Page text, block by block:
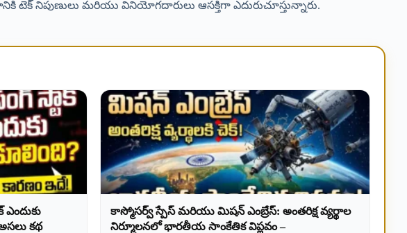
టెక్ నిపుణులు మరియు వినియోగదారులు ఆసక్తిగా ఎదురుచూస్తున్నారు.
కథ
కాస్మోసర్వ్ స్పేస్ మరియు మిషన్ ఎంబ్రేస్: అంతరిక్ష వ్యర్థాల
నిర్మూలనలో భారతీయ సాంకేతిక విప్లవం –